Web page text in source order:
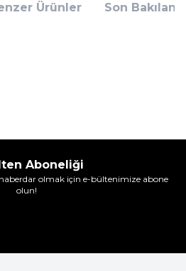
Ürünler Son
Aboneliği
olmak için e-bültenimize abone
olun!